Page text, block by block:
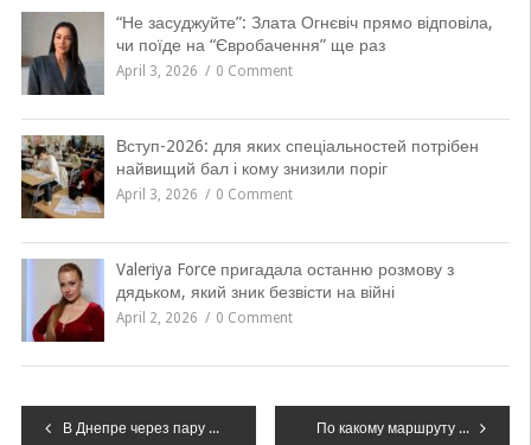
“Не засуджуйте”: Злата Огнєвіч прямо відповіла,
чи поїде на “Євробачення” ще раз
April 3, 2026 0 Comment
Вступ-2026: для яких спеціальностей потрібен
найвищий бал і кому знизили поріг
April 3, 2026 0 Comment
Valeriya Force пригадала останню розмову з
дядьком, який зник безвісти на війні
April 2, 2026 0 Comment
Навігація В Днепре через пару недель активизируются гадюки По какому маршруту ездит прогулочный трамвай в Днепре?